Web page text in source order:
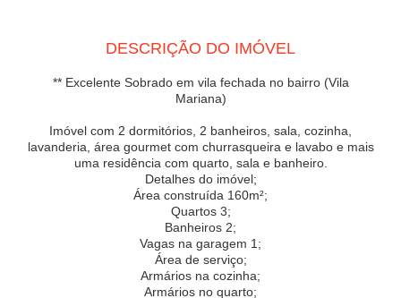
DESCRIÇÃO DO IMÓVEL
** Excelente Sobrado em vila fechada no bairro (Vila
Mariana)
Imóvel com 2 dormitórios, 2 banheiros, sala, cozinha,
lavanderia, área gourmet com churrasqueira e lavabo e mais
uma residência com quarto, sala e banheiro.
Detalhes do imóvel;
Área construída 160m²;
Quartos 3;
Banheiros 2;
Vagas na garagem 1;
Área de serviço;
Armários na cozinha;
Armários no quarto;